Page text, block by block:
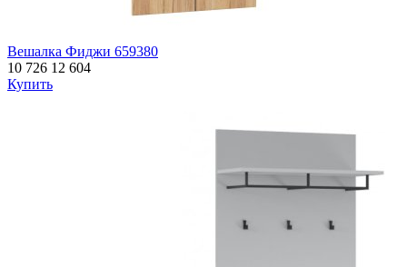
Вешалка Фиджи 659380
10 726 12 604
Купить